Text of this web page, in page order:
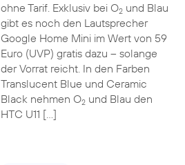
ohne Tarif. Exklusiv bei O2und Blau
gibt es noch den Lautsprecher
Google Home Mini im Wert von 59
Euro (UVP) gratis dazu – solange
der Vorrat reicht. In den Farben
Translucent Blue und Ceramic
Black nehmen O2und Blau den
HTC U11 […]